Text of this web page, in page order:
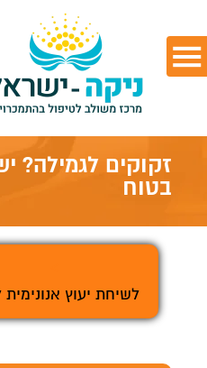
זקוקים לגמילה?
בטוח
לשיחת יעוץ אנונימית